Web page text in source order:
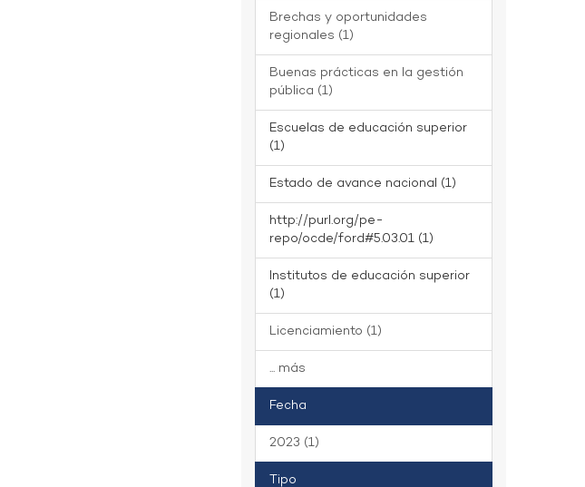
Brechas y oportunidades
regionales (1)
Buenas prácticas en la gestión
pública (1)
Escuelas de educación superior
(1)
Estado de avance nacional (1)
http://purl.org/pe-
repo/ocde/ford#5.03.01 (1)
Institutos de educación superior
(1)
Licenciamiento (1)
... más
Fecha
2023 (1)
Tipo